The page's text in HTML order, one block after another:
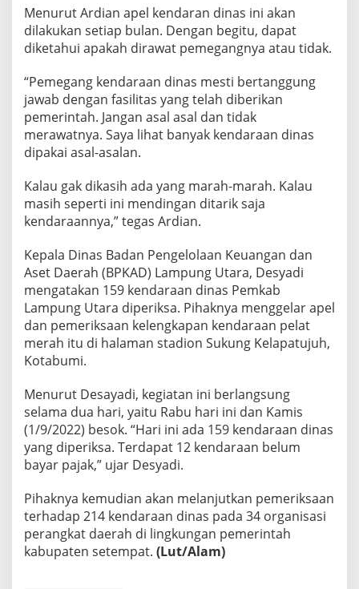
d
i
s
Y
n
g
T
a
k
r
w
a
Menurut Ardian apel kendaran dinas ini akan
dilakukan setiap bulan. Dengan begitu, dapat
diketahui apakah dirawat pemegangnya atau tidak.
“Pemegang kendaraan dinas mesti bertanggung
jawab dengan fasilitas yang telah diberikan
pemerintah. Jangan asal asal dan tidak
merawatnya. Saya lihat banyak kendaraan dinas
dipakai asal-asalan.
Kalau gak dikasih ada yang marah-marah. Kalau
masih seperti ini mendingan ditarik saja
kendaraannya,” tegas Ardian.
Kepala Dinas Badan Pengelolaan Keuangan dan
Aset Daerah (BPKAD) Lampung Utara, Desyadi
mengatakan 159 kendaraan dinas Pemkab
Lampung Utara diperiksa. Pihaknya menggelar apel
dan pemeriksaan kelengkapan kendaraan pelat
merah itu di halaman stadion Sukung Kelapatujuh,
Kotabumi.
Menurut Desayadi, kegiatan ini berlangsung
selama dua hari, yaitu Rabu hari ini dan Kamis
(1/9/2022) besok. “Hari ini ada 159 kendaraan dinas
yang diperiksa. Terdapat 12 kendaraan belum
bayar pajak,” ujar Desyadi.
Pihaknya kemudian akan melanjutkan pemeriksaan
terhadap 214 kendaraan dinas pada 34 organisasi
perangkat daerah di lingkungan pemerintah
kabupaten setempat. (Lut/Alam)